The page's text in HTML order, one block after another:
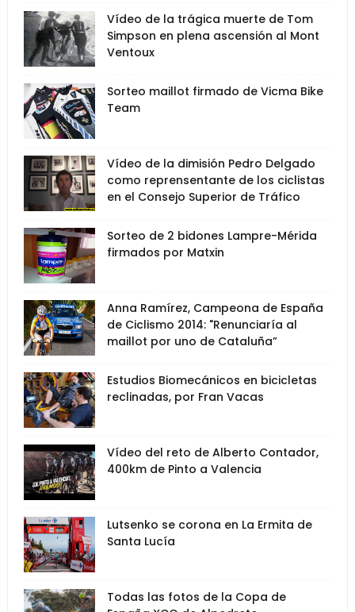
Vídeo de la trágica muerte de Tom
Simpson en plena ascensión al Mont
Ventoux
Sorteo maillot firmado de Vicma Bike
Team
Vídeo de la dimisión Pedro Delgado
como reprensentante de los ciclistas
en el Consejo Superior de Tráfico
Sorteo de 2 bidones Lampre-Mérida
firmados por Matxin
Anna Ramírez, Campeona de España
de Ciclismo 2014: "Renunciaría al
maillot por uno de Cataluña”
Estudios Biomecánicos en bicicletas
reclinadas, por Fran Vacas
Vídeo del reto de Alberto Contador,
400km de Pinto a Valencia
Lutsenko se corona en La Ermita de
Santa Lucía
Todas las fotos de la Copa de